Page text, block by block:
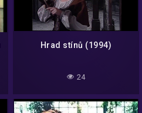
Hrad stínů (1994)
24